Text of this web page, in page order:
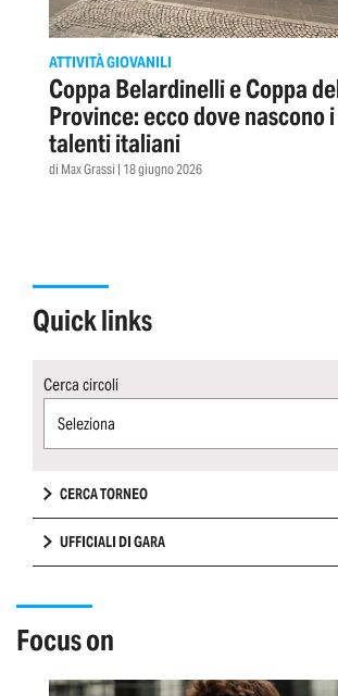
ATTIVITÀ GIOVANILI
Coppa Belardinelli e Coppa
Province: ecco dove nascono
talenti italiani
di Max Grassi | 18 giugno 2026
quick links
Cerca circoli
Seleziona
CERCA TORNEO
UFFICIALI DI GARA
focus on